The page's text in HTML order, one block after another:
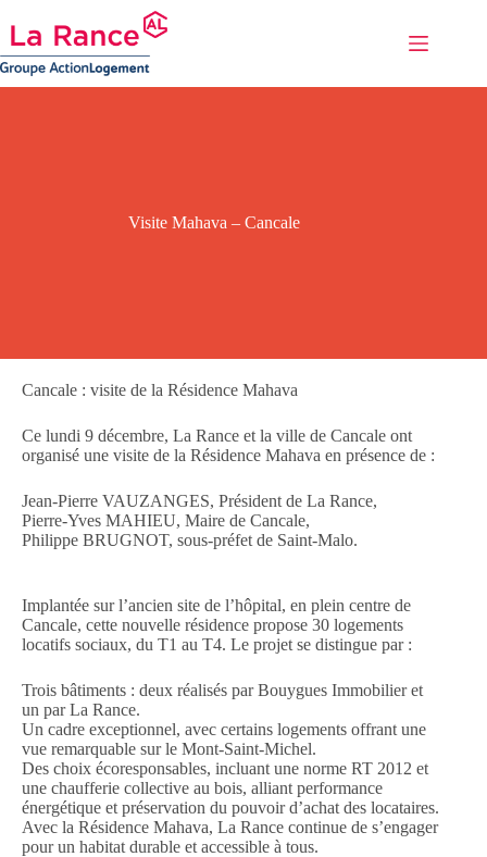
au
contenu
Visite Mahava – Cancale
Cancale : visite de la Résidence Mahava
Ce lundi 9 décembre, La Rance et la ville de Cancale ont
organisé une visite de la Résidence Mahava en présence de :
Jean-Pierre VAUZANGES, Président de La Rance,
Pierre-Yves MAHIEU, Maire de Cancale,
Philippe BRUGNOT, sous-préfet de Saint-Malo.
Implantée sur l’ancien site de l’hôpital, en plein centre de
Cancale, cette nouvelle résidence propose 30 logements
locatifs sociaux, du T1 au T4. Le projet se distingue par :
Trois bâtiments : deux réalisés par Bouygues Immobilier et
un par La Rance.
Un cadre exceptionnel, avec certains logements offrant une
vue remarquable sur le Mont-Saint-Michel.
Des choix écoresponsables, incluant une norme RT 2012 et
une chaufferie collective au bois, alliant performance
énergétique et préservation du pouvoir d’achat des locataires.
Avec la Résidence Mahava, La Rance continue de s’engager
pour un habitat durable et accessible à tous.